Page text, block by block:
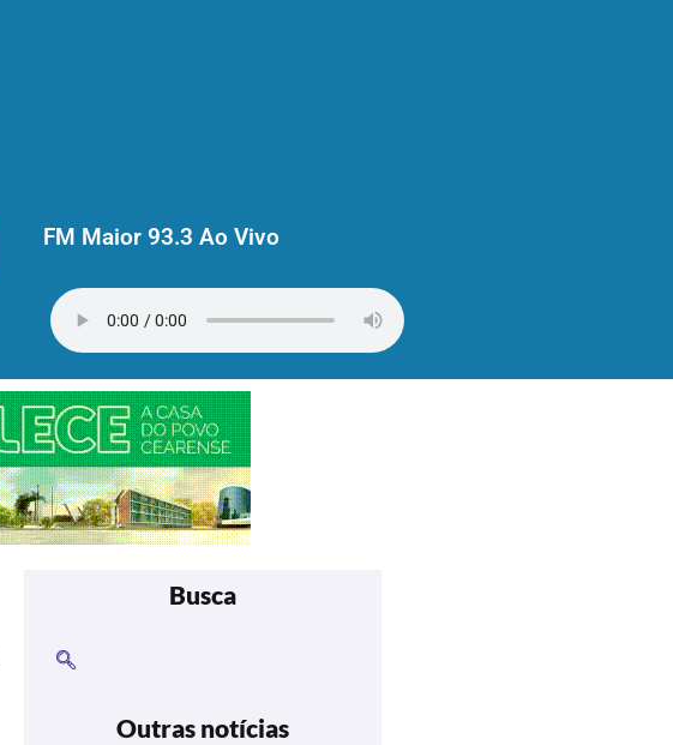
FM Maior 93.3 Ao Vivo
Busca
Outras notícias